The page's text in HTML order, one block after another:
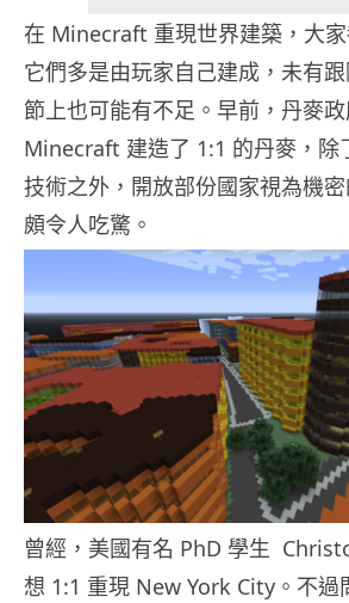
在 Minecraft 重現世界建築，大
它們多是由玩家自己建成，未有
節上也可能有不足。早前，丹麥
Minecraft 建造了 1:1 的丹麥，除
技術之外，開放部份國家視為機
頗令人吃驚。
曾經，美國有名 PhD 學生
想 1:1 重現 New York City。不過